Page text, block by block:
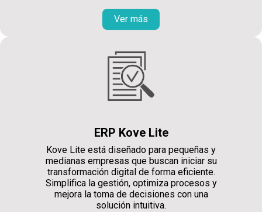
Ver más
ERP Kove Lite
Kove Lite está diseñado para pequeñas y
medianas empresas que buscan iniciar su
transformación digital de forma eficiente.
Simplifica la gestión, optimiza procesos y
mejora la toma de decisiones con una
solución intuitiva.